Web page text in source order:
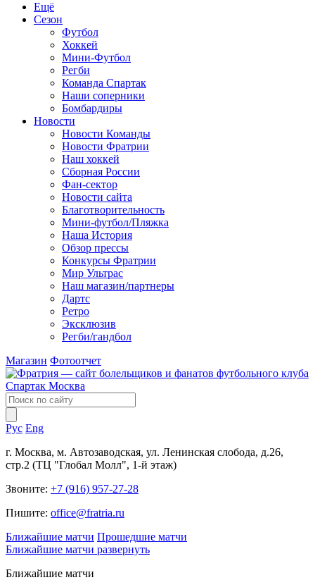
Ещё
Сезон
Футбол
Хоккей
Мини-Футбол
Регби
Команда Спартак
Наши соперники
Бомбардиры
Новости
Новости Команды
Новости Фратрии
Наш хоккей
Сборная России
Фан-cектор
Новости сайта
Благотворительность
Мини-футбол/Пляжка
Наша История
Обзор прессы
Конкурсы Фратрии
Мир Ультрас
Наш магазин/партнеры
Дартс
Ретро
Эксклюзив
Регби/гандбол
Магазин Фотоотчет
Рус Eng
г. Москва, м. Автозаводская, ул. Ленинская слобода, д.26,
стр.2 (ТЦ "Глобал Молл", 1-й этаж)
Звоните: +7 (916) 957-27-28
Пишите: office@fratria.ru
Ближайшие матчи Прошедшие матчи
Ближайшие матчи развернуть
Ближайшие матчи